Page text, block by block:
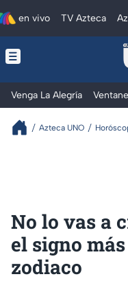
en vivo TV Azteca
Venga La Alegría
Azteca UNO
No lo vas a
el signo
zodiaco